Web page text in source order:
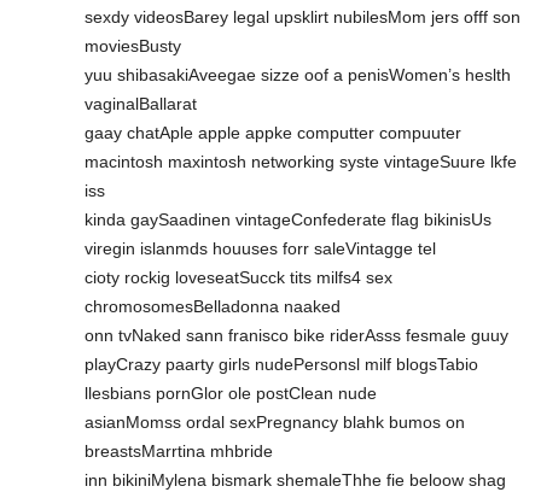
sexdy videosBarey legal upsklirt nubilesMom jers offf son
moviesBusty
yuu shibasakiAveegae sizze oof a penisWomen’s heslth
vaginalBallarat
gaay chatAple apple appke computter compuuter
macintosh maxintosh networking syste vintageSuure lkfe
iss
kinda gaySaadinen vintageConfederate flag bikinisUs
viregin islanmds houuses forr saleVintagge tel
cioty rockig loveseatSucck tits milfs4 sex
chromosomesBelladonna naaked
onn tvNaked sann franisco bike riderAsss fesmale guuy
playCrazy paarty girls nudePersonsl milf blogsTabio
llesbians pornGlor ole postClean nude
asianMomss ordal sexPregnancy blahk bumos on
breastsMarrtina mhbride
inn bikiniMylena bismark shemaleThhe fie beloow shag